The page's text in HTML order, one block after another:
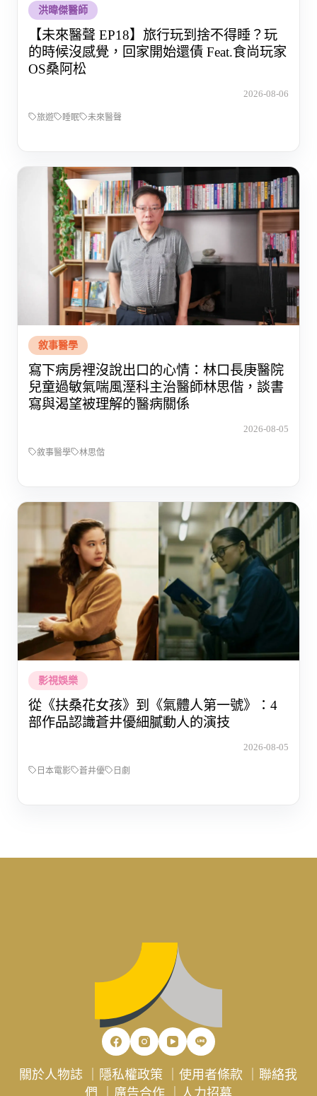
洪暐傑醫師
【未來醫聲 EP18】旅行玩到捨不得睡？玩
的時候沒感覺，回家開始還債 Feat.食尚玩家
OS桑阿松
2026-08-06
旅遊 睡眠 未來醫聲
敘事醫學
寫下病房裡沒說出口的心情：林口長庚醫院
兒童過敏氣喘風溼科主治醫師林思偕，談書
寫與渴望被理解的醫病關係
2026-08-05
敘事醫學 林思偕
影視娛樂
從《扶桑花女孩》到《氣體人第一號》：4
部作品認識蒼井優細膩動人的演技
2026-08-05
日本電影 蒼井優 日劇
關於人物誌 隱私權政策 ｜使用者條款 ｜聯絡我
們
廣告合作｜ 人力招募